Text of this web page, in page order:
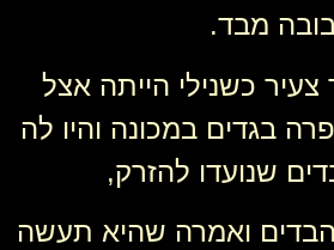
מבד.
צעיר כשנילי הייתה אצל
בגדים במכונה והיו לה
שנועדו להזרק,
הבדים ואמרה שהיא תעשה